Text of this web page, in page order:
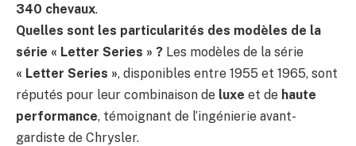
340 chevaux.
Quelles sont les particularités des modèles de la
série « Letter Series » ? Les modèles de la série
« Letter Series », disponibles entre 1955 et 1965, sont
réputés pour leur combinaison de luxe et de haute
performance, témoignant de l’ingénierie avant-
gardiste de Chrysler.